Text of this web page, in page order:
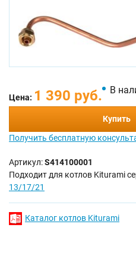
Цена: 1 390 руб. В
Купить
Получить бесплатную
Артикул:S414100001
Подходит для котлов Kiturami
13/17/21
Каталог котлов Kiturami